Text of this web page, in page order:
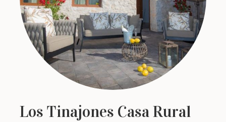
Los Tinajones Casa Rural